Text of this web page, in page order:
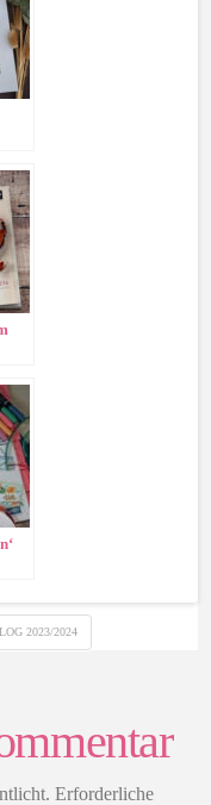
2023/2024
Erforderliche